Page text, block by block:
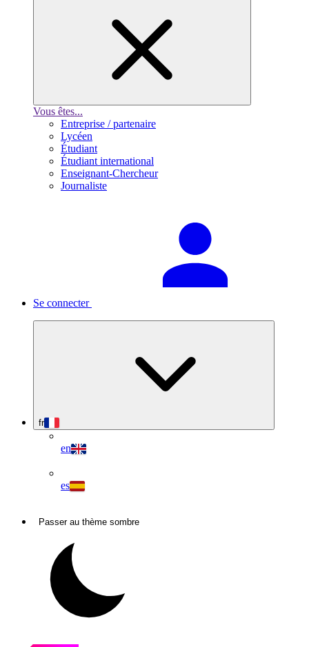
Vous êtes...
Entreprise / partenaire
Lycéen
Étudiant
Étudiant international
Enseignant-Chercheur
Journaliste
Se connecter
fr
en
es
Passer au thème sombre